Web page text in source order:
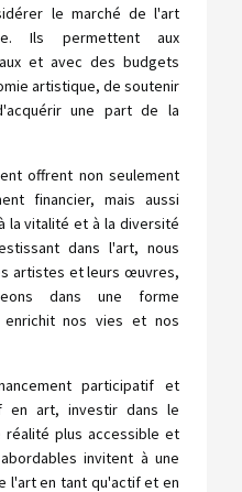
le marché de l'art
Ils permettent aux
et avec des budgets
artistique, de soutenir
une part de la
offrent non seulement
financier, mais aussi
la vitalité et à la diversité
dans l'art, nous
artistes et leurs œuvres,
dans une forme
enrichit nos vies et nos
participatif et
en art, investir dans le
plus accessible et
invitent à une
l'art en tant qu'actif et en